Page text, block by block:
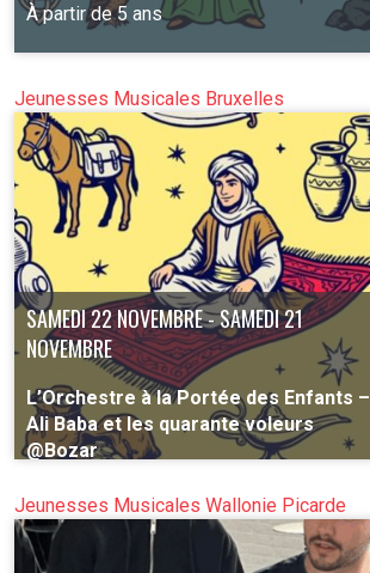
À partir de 5 ans
PLUS D'INFO
Jeunesses Musicales Bruxelles
SAMEDI 22 NOVEMBRE - SAMEDI 21
NOVEMBRE
L’Orchestre à la Portée des Enfants –
Ali Baba et les quarante voleurs
@Bozar
Jeunesses Musicales Wallonie Picarde